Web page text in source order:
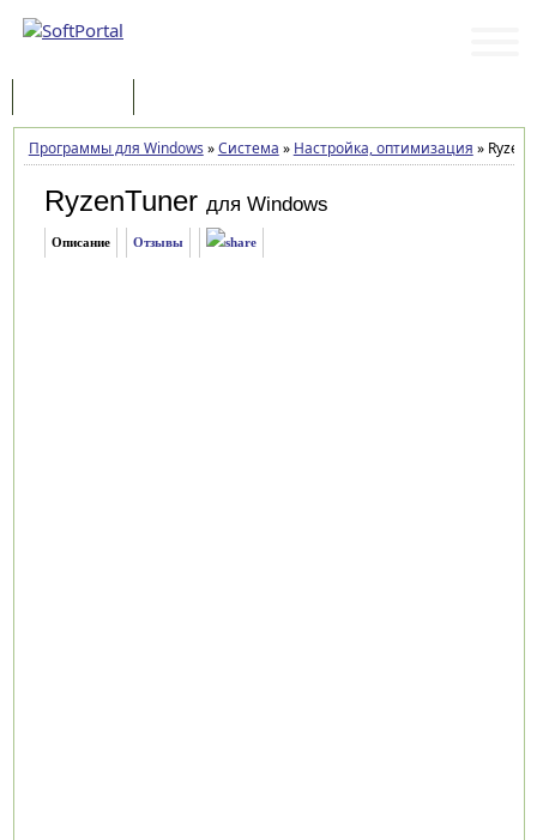
Программы для Windows »Система » Настройка, оптимизация »
RyzenTuner для Windows
Описание Отзывы